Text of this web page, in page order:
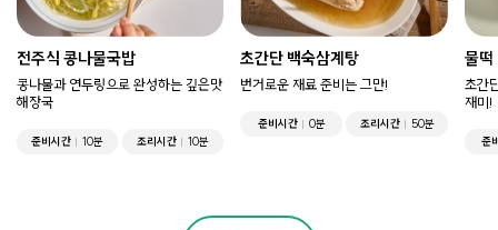
전주식 콩나물국밥
콩나물과 연두링으로 완성하는 깊은맛
해장국
준비시간 10분 조리시간 10분
초간단 백숙삼계탕
번거로운 재료 준비는 그만!
준비시간 0분 조리시간 50분
물떡
초간
재미!
준